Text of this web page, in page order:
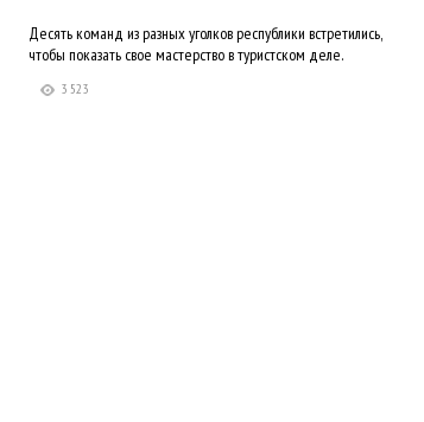
Десять команд из разных уголков республики встретились,
чтобы показать свое мастерство в туристском деле.
3 523